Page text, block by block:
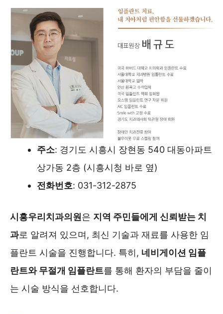
주소: 경기도 시흥시 장현동 540 대동아파트
상가동 2층 (시흥시청 바로 옆)
전화번호: 031-312-2875
시흥우리치과의원은 지역 주민들에게 신뢰받는 치
과로 알려져 있으며, 최신 기술과 재료를 사용한 임
플란트 시술을 진행합니다. 특히, 네비게이션 임플
란트와 무절개 임플란트를 통해 환자의 부담을 줄이
는 시술 방식을 선호합니다.